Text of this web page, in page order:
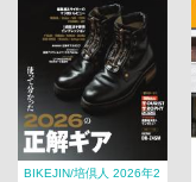
BIKEJIN/培倶人 2026年2